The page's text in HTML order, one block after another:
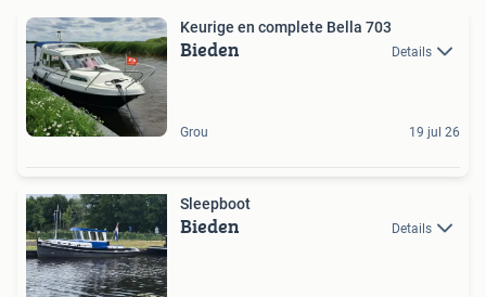
Keurige en complete Bella 703
Bieden Details
Grou 19 jul 26
Sleepboot
Bieden Details